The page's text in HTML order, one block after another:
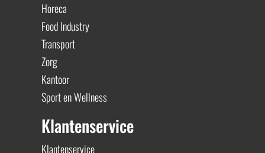
Horeca
Food Industry
Transport
Zorg
Kantoor
Sport en Wellness
Klantenservice
Klantenservice